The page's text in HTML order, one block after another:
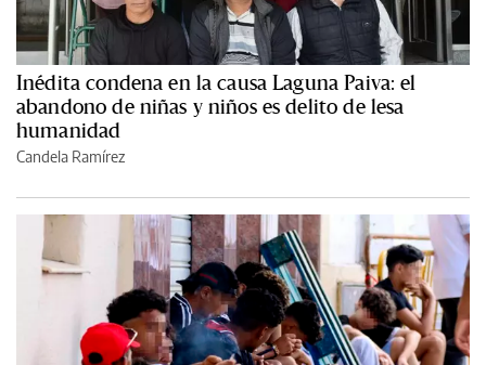
Inédita condena en la causa Laguna Paiva: el
abandono de niñas y niños es delito de lesa
humanidad
Candela Ramírez